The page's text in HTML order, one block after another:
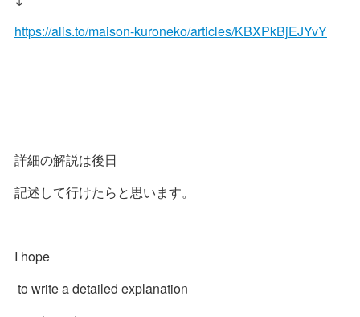
https://alis.to/maison-kuroneko/articles/KBXPkBjEJYvY
詳細の解説は後日
記述して行けたらと思います。
I hope
to write a detailed explanation